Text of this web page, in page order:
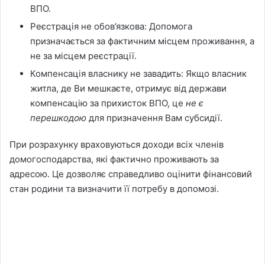
ВПО.
Реєстрація не обов’язкова: Допомога
призначається за фактичним місцем проживання, а
не за місцем реєстрації.
Компенсація власнику не завадить: Якщо власник
житла, де Ви мешкаєте, отримує від держави
компенсацію за прихисток ВПО, це не є
перешкодою для призначення Вам субсидії.
При розрахунку враховуються доходи всіх членів
домогосподарства, які фактично проживають за
адресою. Це дозволяє справедливо оцінити фінансовий
стан родини та визначити її потребу в допомозі.